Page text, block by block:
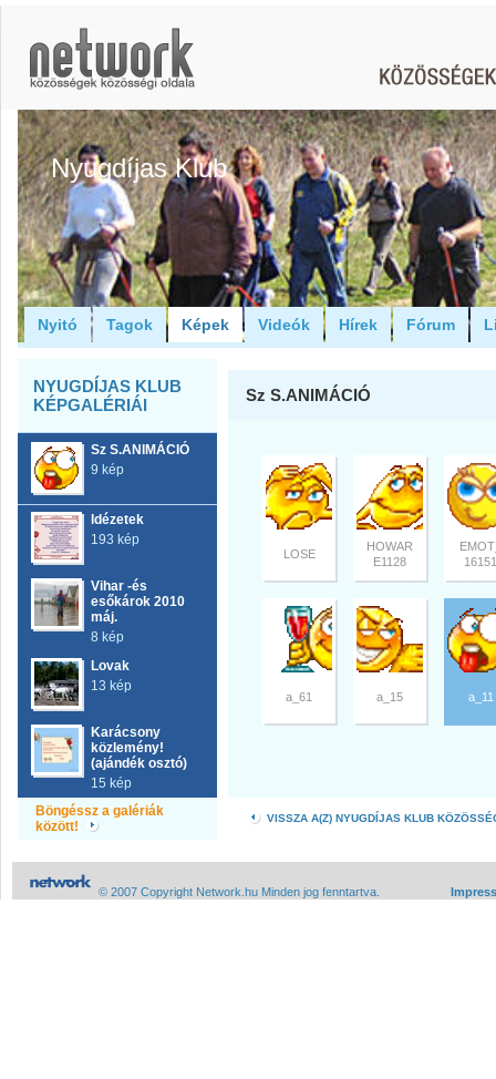
Nyugdíjas Klub
Nyitó Tagok Képek Videók Hírek Fórum
NYUGDÍJAS KLUB
KÉPGALÉRIÁI
Sz S.ANIMÁCIÓ
9 kép
Idézetek
193 kép
Vihar -és
esőkárok 2010
máj.
8 kép
Lovak
13 kép
Karácsony
közlemény!
(ajándék osztó)
15 kép
Böngéssz a galériák
között!
Sz S.ANIMÁCIÓ
LOSE
HOWAR
E1128
16151
a_61 a_15 a_11
VISSZA A(Z) NYUGDÍJAS KLUB
© 2007 Copyright Network.hu Minden jog fenntartva.